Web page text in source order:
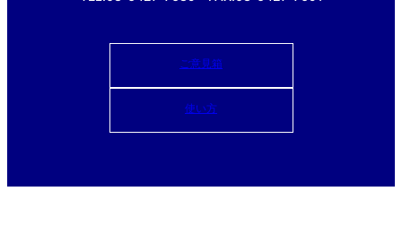
ご意見箱
使い方